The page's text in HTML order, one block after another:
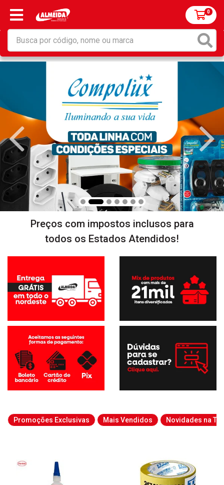
0
Preços com impostos inclusos para
todos os Estados Atendidos!
Promoções Exclusivas Mais Vendidos Novidades na